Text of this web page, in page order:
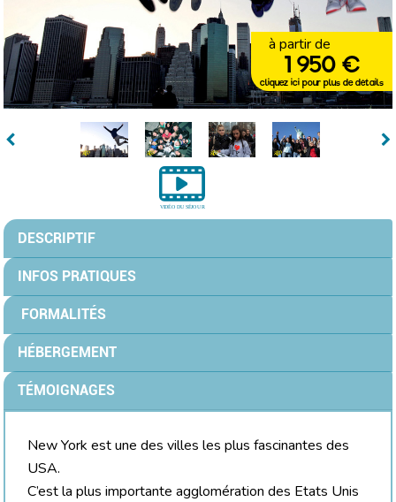
à partir de
1 950 €
cliquez ici pour plus de détails
DESCRIPTIF
INFOS PRATIQUES
FORMALITÉS
HÉBERGEMENT
TÉMOIGNAGES
New York est une des villes les plus fascinantes des
USA.
C’est la plus importante agglomération des Etats Unis